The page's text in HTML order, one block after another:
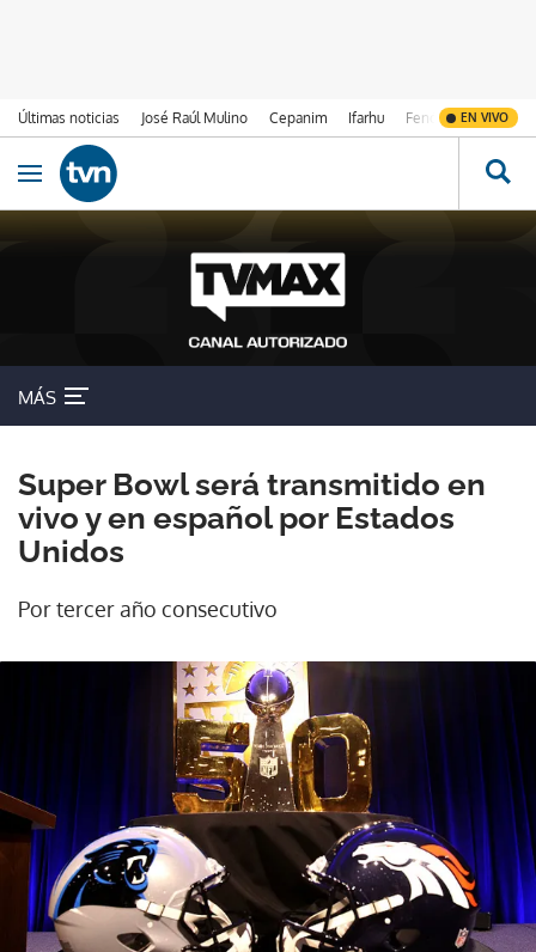
Últimas noticias José Raúl Mulino Cepanim Ifarhu Fenómeno de El
EN VIVO
Ir al contenido
Obrir navegació
MÁS
Super Bowl será transmitido en
vivo y en español por Estados
Unidos
Por tercer año consecutivo